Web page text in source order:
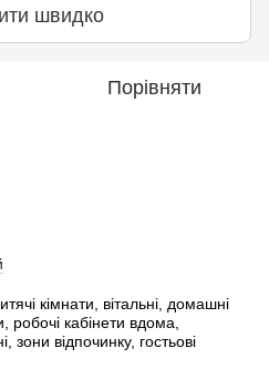
швидко
Порівняти
кімнати, вітальні, домашні
робочі кабінети вдома,
зони відпочинку, гостьові